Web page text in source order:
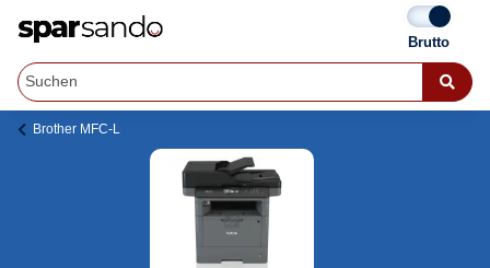
Brother MFC-L
Brother MFC-L 5800 Trommeln
Jetzt originale & kompatible Brother MFC-L
günstig bei Sparsando